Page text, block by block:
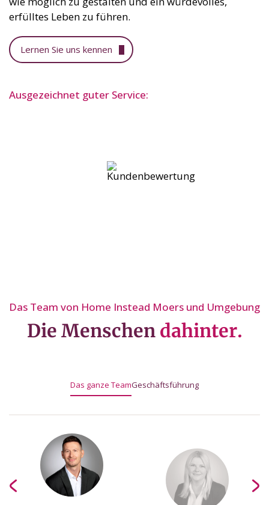
erfülltes Leben zu führen.
Lernen Sie uns kennen
Ausgezeichnet guter Service:
Das Team von Home Instead Moers und Umgebung
Die Menschen dahinter.
Das ganze TeamGeschäftsführung